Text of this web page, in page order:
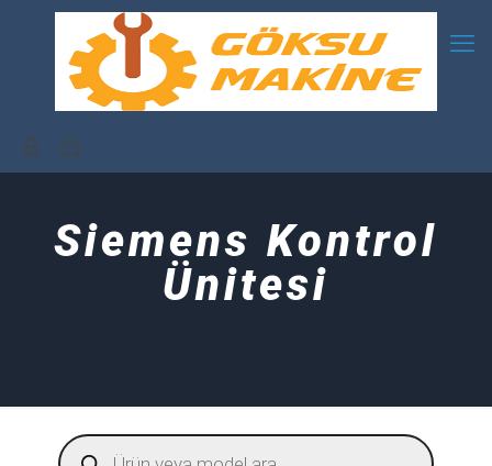
Siemens Kontrol
Ünitesi
Products
search